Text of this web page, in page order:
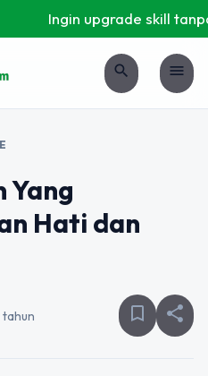
Ingin upgrade skill
search menu
Yang
Hati dan
tahun bookmark_border share